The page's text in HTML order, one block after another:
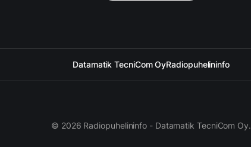
Datamatik TecniCom OyRadiopuhelininfo
© 2026 Radiopuhelininfo - Datamatik TecniCom Oy.